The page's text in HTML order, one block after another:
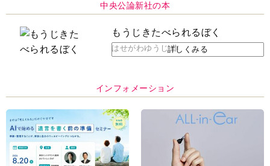
中央公論新社の本
もうじきたべられるぼく
はせがわゆうじ 作詳しくみる
インフォメーション